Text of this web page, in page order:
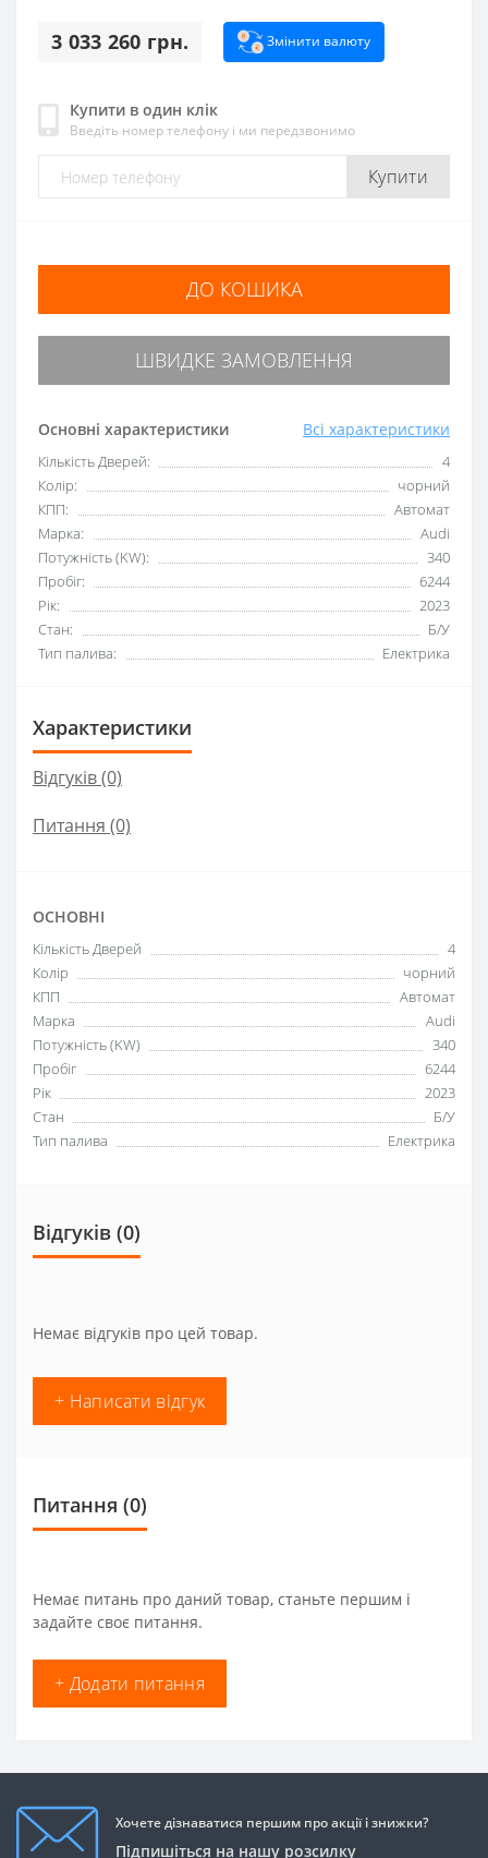
3 033 260 грн. Змінити валюту
Купити в один клік
Введіть номер телефону і ми передзвонимо
Купити
Основні характеристики Всі характеристики
Кількість Дверей:
4
Колір:
чорний
КПП:
Автомат
Марка:
Audi
Потужність (KW):
340
Пробіг:
6244
Рік:
2023
Стан:
Б/У
Тип палива:
Електрика
ДО КОШИКА
ШВИДКЕ ЗАМОВЛЕННЯ
Характеристики
Відгуків (0)
Питання (0)
ОСНОВНІ
Кількість Дверей
4
Колір
чорний
КПП
Автомат
Марка
Audi
Потужність (KW)
340
Пробіг
6244
Рік
2023
Стан
Б/У
Тип палива
Електрика
Відгуків (0)
Немає відгуків про цей товар.
+ Написати відгук
Питання (0)
Немає питань про даний товар, станьте першим і
задайте своє питання.
+ Додати питання
Хочете дізнаватися першим про акції і знижки?
Підпишіться на нашу розсилку